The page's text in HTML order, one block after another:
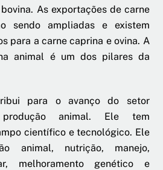
As exportações de carne
sendo ampliadas e existem
para a carne caprina e ovina. A
animal é um dos pilares da
para o avanço do setor
animal. Ele tem
científico e tecnológico. Ele
animal, nutrição, manejo,
melhoramento genético e